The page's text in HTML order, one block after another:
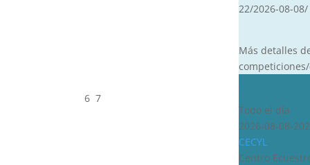
6 7
22/2026-08-08/
Más detalles
Todo el día
2026-08-08-
CECYL
Centro